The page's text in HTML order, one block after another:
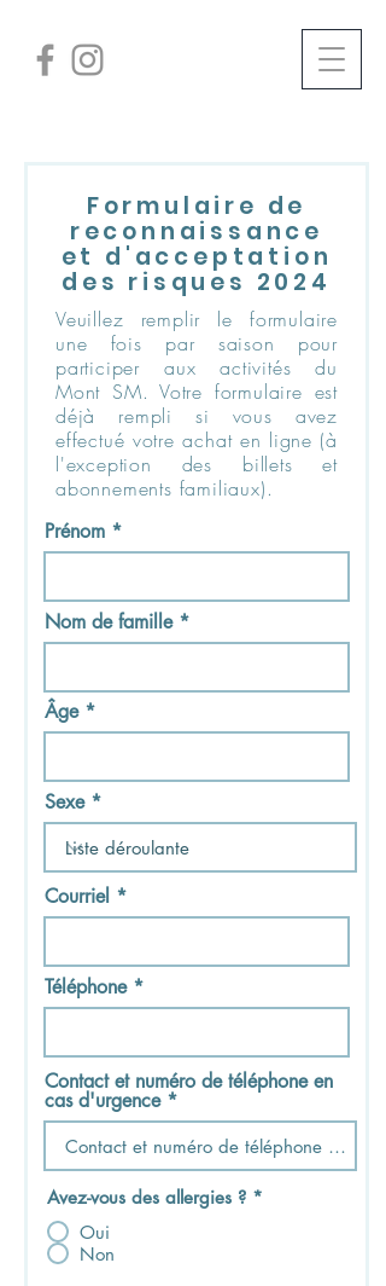
Formulaire de
reconnaissance
et d'acceptation
des risques 2024
Veuillez remplir le formulaire
une fois par saison pour
participer aux activités du
Mont SM. Votre formulaire est
déjà rempli si vous avez
effectué votre achat en ligne (à
l'exception des billets et
abonnements familiaux).
Prénom
Nom de famille
Âge
Sexe
Courriel
Téléphone
Contact et numéro de téléphone en
cas d'urgence
Avez-vous des allergies ? *
Oui
Non